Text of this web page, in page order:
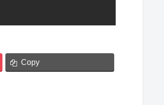
Copy